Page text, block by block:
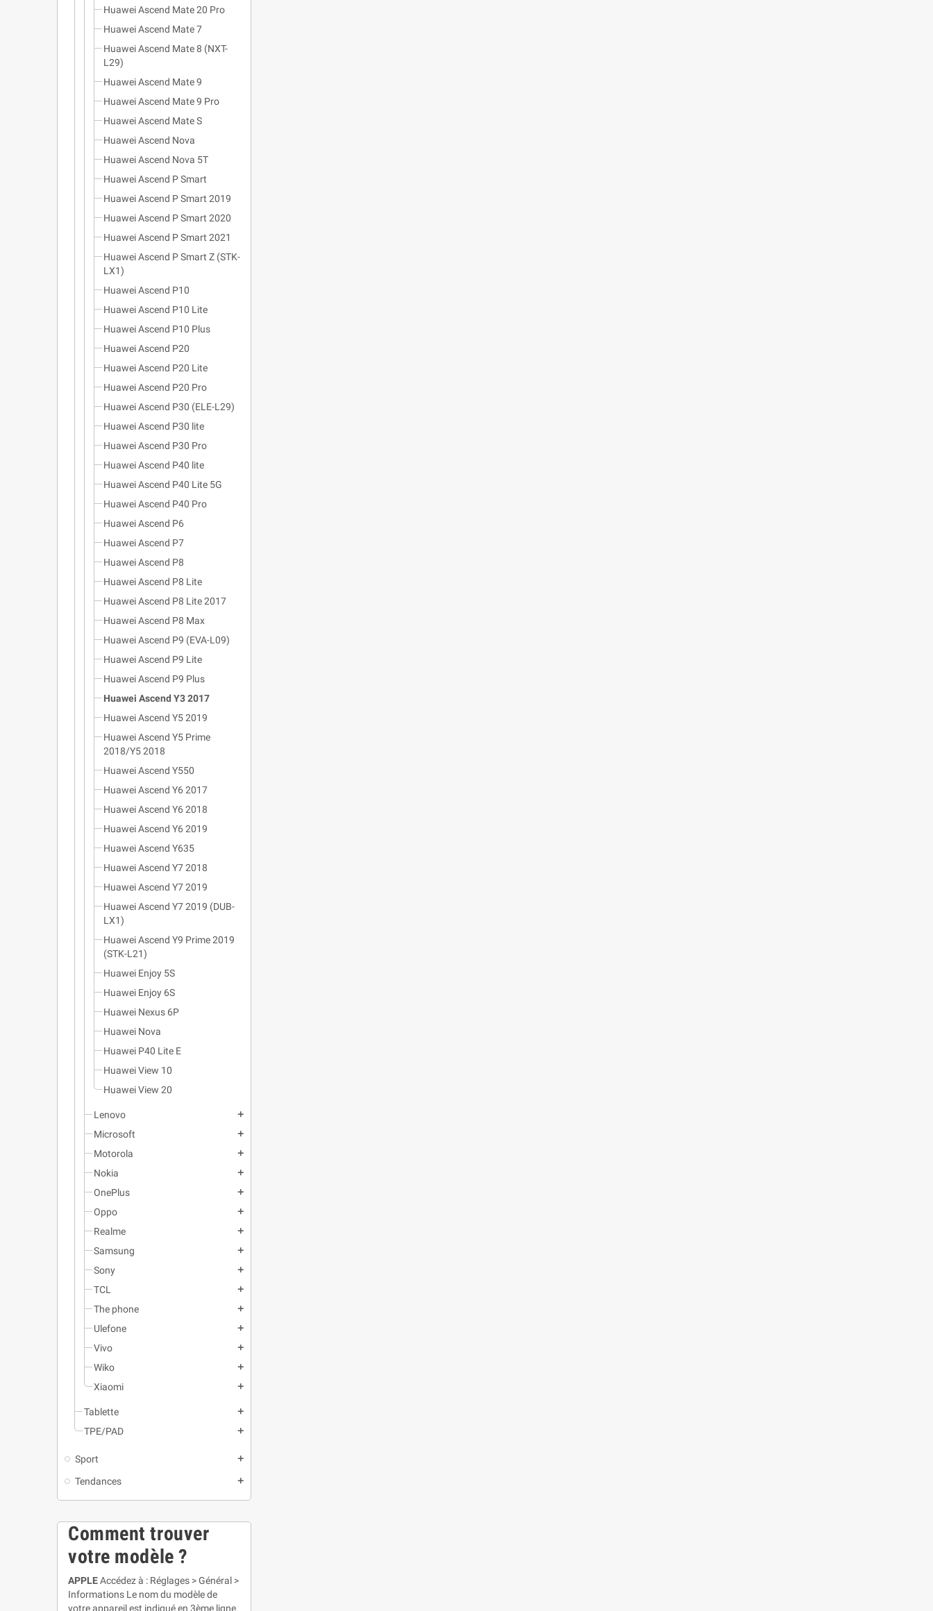
Huawei Ascend Mate 20 Pro
Huawei Ascend Mate 7
Huawei Ascend Mate 8 (NXT-
L29)
Huawei Ascend Mate 9
Huawei Ascend Mate 9 Pro
Huawei Ascend Mate S
Huawei Ascend Nova
Huawei Ascend Nova 5T
Huawei Ascend P Smart
Huawei Ascend P Smart 2019
Huawei Ascend P Smart 2020
Huawei Ascend P Smart 2021
Huawei Ascend P Smart Z (STK-
LX1)
Huawei Ascend P10
Huawei Ascend P10 Lite
Huawei Ascend P10 Plus
Huawei Ascend P20
Huawei Ascend P20 Lite
Huawei Ascend P20 Pro
Huawei Ascend P30 (ELE-L29)
Huawei Ascend P30 lite
Huawei Ascend P30 Pro
Huawei Ascend P40 lite
Huawei Ascend P40 Lite 5G
Huawei Ascend P40 Pro
Huawei Ascend P6
Huawei Ascend P7
Huawei Ascend P8
Huawei Ascend P8 Lite
Huawei Ascend P8 Lite 2017
Huawei Ascend P8 Max
Huawei Ascend P9 (EVA-L09)
Huawei Ascend P9 Lite
Huawei Ascend P9 Plus
Huawei Ascend Y3 2017
Huawei Ascend Y5 2019
Huawei Ascend Y5 Prime
2018/Y5 2018
Huawei Ascend Y550
Huawei Ascend Y6 2017
Huawei Ascend Y6 2018
Huawei Ascend Y6 2019
Huawei Ascend Y635
Huawei Ascend Y7 2018
Huawei Ascend Y7 2019
Huawei Ascend Y7 2019 (DUB-
LX1)
Huawei Ascend Y9 Prime 2019
(STK-L21)
Huawei Enjoy 5S
Huawei Enjoy 6S
Huawei Nexus 6P
Huawei Nova
Huawei P40 Lite E
Huawei View 10
Huawei View 20
Lenovo add
Microsoft add
Motorola add
Nokia add
OnePlus add
Oppo add
Realme add
Samsung add
Sony add
TCL add
The phone add
Ulefone add
Vivo add
Wiko add
Xiaomi add
Tablette add
TPE/PAD add
Sport add
Tendances add
Comment trouver
votre modèle ?
APPLEAccédez à : Réglages > Général >
Informations Le nom du modèle de
votre appareil est indiqué en 3ème ligne.